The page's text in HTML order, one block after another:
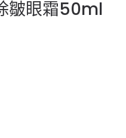
皺眼霜50ml